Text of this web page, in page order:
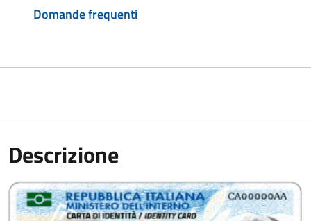
Domande frequenti
Descrizione